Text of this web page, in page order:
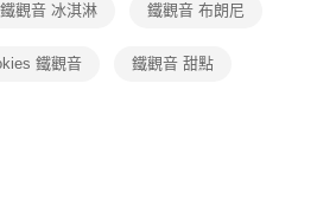
鐵觀音 冰淇淋 鐵觀音 布朗尼
鐵觀音 鐵觀音 甜點